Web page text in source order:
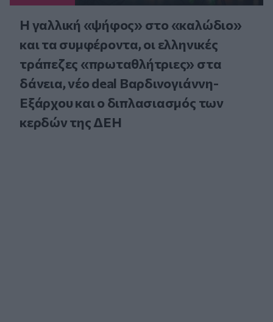
Η γαλλική «ψήφος» στο «καλώδιο»
και τα συμφέροντα, οι ελληνικές
τράπεζες «πρωταθλήτριες» στα
δάνεια, νέο deal Βαρδινογιάννη-
Εξάρχου και ο διπλασιασμός των
κερδών της ΔΕΗ